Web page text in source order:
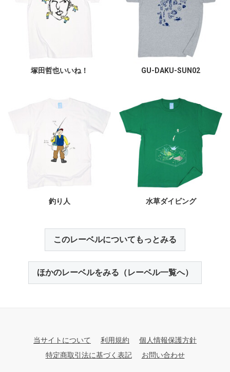
塚田哲也いいね！ GU-DAKU-SUN02
釣り人 水草ダイビング
このレーベルについてもっとみる
ほかのレーベルをみる（レーベル一覧へ）
当サイトについて 利用規約
個人情報保護方針
特定商取引法に基づく表記
お問い合わせ